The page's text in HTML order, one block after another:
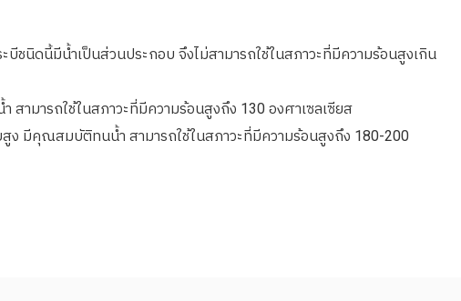
ชนิดนี้มีน้ำเป็นส่วนประกอบ จึงไม่สามารถใช้ในสภาวะที่มีความร้อนสูงเกิน
ามารถใช้ในสภาวะที่มีความร้อนสูงถึง 130 องศาเซลเซียส
ง มีคุณสมบัติทนน้ำ สามารถใช้ในสภาวะที่มีความร้อนสูงถึง 180-200